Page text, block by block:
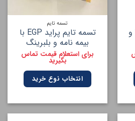
تسمه تایم
تسمه تایم پراید EGP با
بیمه نامه و بلبرینگ
برای استعلام قیمت تماس
بگیرید
انتخاب نوع خرید